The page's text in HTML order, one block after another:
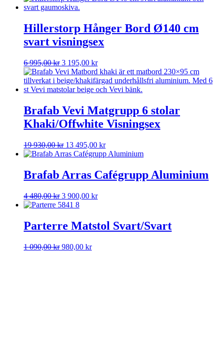
Hillerstorp Hånger Bord Ø140 cm
svart visningsex
6 995,00kr Det
ursprungliga
priset
var:
995,00 kr.
3 195,00 krDet
nuvarande
priset
är:
195,00 kr.
Brafab Vevi Matgrupp 6 stolar
Khaki/Offwhite Visningsex
19 930,00kr Det
ursprungliga
var:
19
13 495,00 krDet
nuvarande
är:
13
Brafab Arras Cafégrupp Aluminium
4 480,00kr Det
ursprungliga
var:
4
3 900,00 krDet
är:
3
Parterre Matstol Svart/Svart
1 090,00kr Det
980,00 krDet